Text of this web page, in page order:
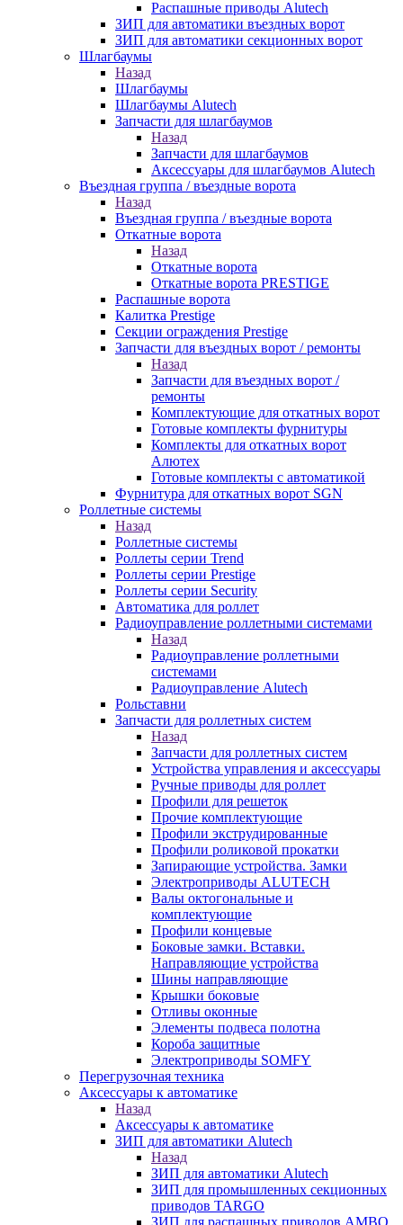
Распашные приводы Alutech
ЗИП для автоматики въездных ворот
ЗИП для автоматики секционных ворот
Шлагбаумы
Назад
Шлагбаумы
Шлагбаумы Alutech
Запчасти для шлагбаумов
Назад
Запчасти для шлагбаумов
Аксессуары для шлагбаумов Alutech
Въездная группа / въездные ворота
Назад
Въездная группа / въездные ворота
Откатные ворота
Назад
Откатные ворота
Откатные ворота PRESTIGE
Распашные ворота
Калитка Prestige
Секции ограждения Prestige
Запчасти для въездных ворот / ремонты
Назад
Запчасти для въездных ворот /
ремонты
Комплектующие для откатных ворот
Готовые комплекты фурнитуры
Комплекты для откатных ворот
Алютех
Готовые комплекты с автоматикой
Фурнитура для откатных ворот SGN
Роллетные системы
Назад
Роллетные системы
Роллеты серии Trend
Роллеты серии Prestige
Роллеты серии Security
Автоматика для роллет
Радиоуправление роллетными системами
Назад
Радиоуправление роллетными
системами
Радиоуправление Alutech
Рольставни
Запчасти для роллетных систем
Назад
Запчасти для роллетных систем
Устройства управления и аксессуары
Ручные приводы для роллет
Профили для решеток
Прочие комплектующие
Профили экструдированные
Профили роликовой прокатки
Запирающие устройства. Замки
Электроприводы ALUTECH
Валы октогональные и
комплектующие
Профили концевые
Боковые замки. Вставки.
Направляющие устройства
Шины направляющие
Крышки боковые
Отливы оконные
Элементы подвеса полотна
Короба защитные
Электроприводы SOMFY
Перегрузочная техника
Аксессуары к автоматике
Назад
Аксессуары к автоматике
ЗИП для автоматики Alutech
Назад
ЗИП для автоматики Alutech
ЗИП для промышленных секционных
приводов TARGO
ЗИП для распашных приводов AMBO,